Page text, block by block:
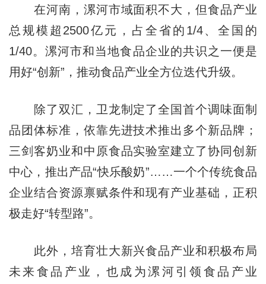
在河南，漯河市域面积不大，但食品产业
总规模超2500亿元，占全省的1/4、全国的
1/40。漯河市和当地食品企业的共识之一便是
用好“创新”，推动食品产业全方位迭代升级。
除了双汇，卫龙制定了全国首个调味面制
品团体标准，依靠先进技术推出多个新品牌；
三剑客奶业和中原食品实验室建立了协同创新
中心，推出产品“快乐酸奶”……一个个传统食品
企业结合资源禀赋条件和现有产业基础，正积
极走好“转型路”。
此外，培育壮大新兴食品产业和积极布局
未来食品产业，也成为漯河引领食品产业